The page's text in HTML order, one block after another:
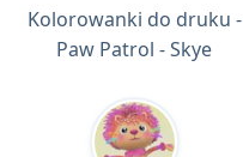
Kolorowanki do druku -
Paw Patrol - Skye